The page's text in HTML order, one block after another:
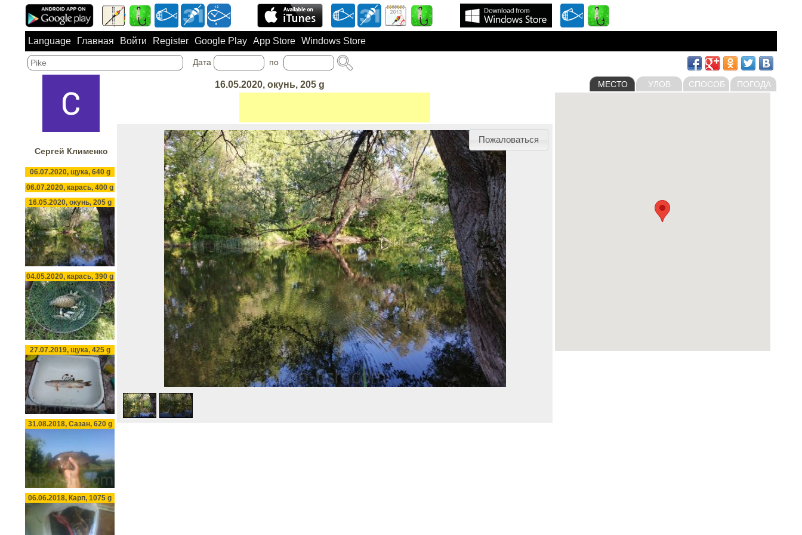
Language Главная Войти Register Google Play App Store Windows Store
Дата по
16.05.2020, окунь, 205 g МЕСТО УЛОВ СПОСОБ ПОГОДА
Сергей Клименко
06.07.2020, щука, 640 g
06.07.2020, карась, 400 g
16.05.2020, окунь, 205 g
04.05.2020, карась, 390 g
27.07.2019, щука, 425 g
31.08.2018, Сазан, 620 g
06.06.2018, Карп, 1075 g
Пожаловаться